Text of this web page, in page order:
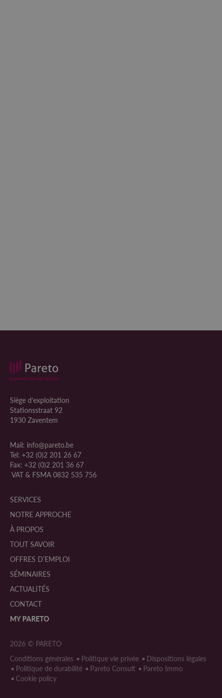
Siège d'exploitation
Stationsstraat 92
1930 Zaventem
Mail: info@pareto.be
Tel: +32 (0)2 201 26 67
Fax: +32 (0)2 201 36 67
VAT & FSMA 0832 535 756
SERVICES
NOTRE APPROCHE
À PROPOS
TOUT SAVOIR
OFFRES D’EMPLOI
SÉMINAIRES
ACTUALITÉS
CONTACT
MY PARETO
2026 © PARETO
Conditions générales
Politique vie privée
Dispositions légales
Politique de durabilité
Pareto Consult
Pareto Immo
Cookie policy